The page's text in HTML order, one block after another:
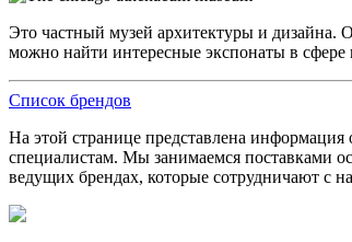
Это частный музей архитектуры и дизайна.
можно найти интересные экспонаты в
Список брендов
На этой странице представлена
специалистам. Мы занимаемся поставками
ведущих брендах, которые сотрудничают с